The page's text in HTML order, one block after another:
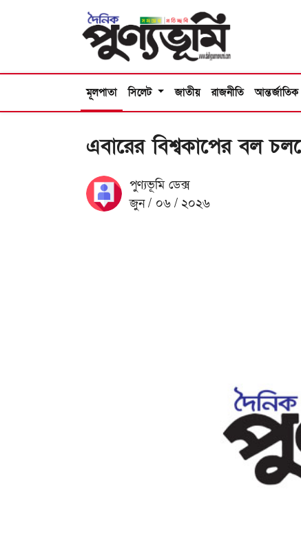
মূলপাতা সিলেট জাতীয় রাজনীতি আন্তর্জাতিক
এবারের বিশ্বকাপের বল
পুণ্যভূমি ডেক্স
জুন / ০৬ / ২০২৬